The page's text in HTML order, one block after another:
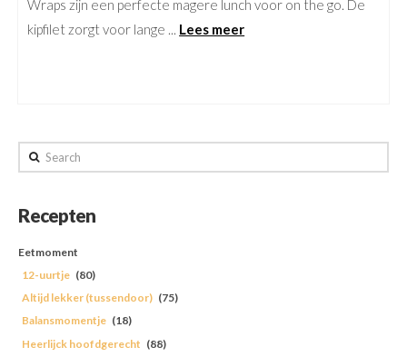
Wraps zijn een perfecte magere lunch voor on the go. De
kipfilet zorgt voor lange ... Lees meer
Search
Recepten
Eetmoment
12-uurtje (80)
Altijd lekker (tussendoor) (75)
Balansmomentje (18)
Heerlijck hoofdgerecht (88)